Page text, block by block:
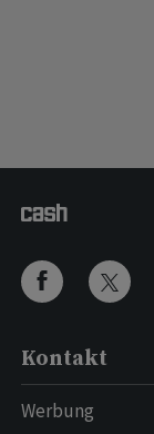
Kontakt
Werbung